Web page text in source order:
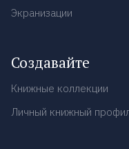
Экранизации
Создавайте
Книжные коллекции
Личный книжный